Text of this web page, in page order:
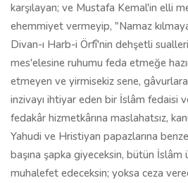
karşılayan; ve Mustafa Kemal'in elli
ehemmiyet vermeyip, "Namaz
Divan-ı Harb-i Örfî'nin dehşetli
mes'elesine ruhumu feda etmeğe
etmeyen ve yirmisekiz sene,
inzivayı ihtiyar eden bir İslâm fedaisi
fedakâr hizmetkârına maslahatsız,
Yahudi ve Hristiyan papazlarına
başına şapka giyeceksin, bütün İslâm
muhalefet edeceksin; yoksa ceza